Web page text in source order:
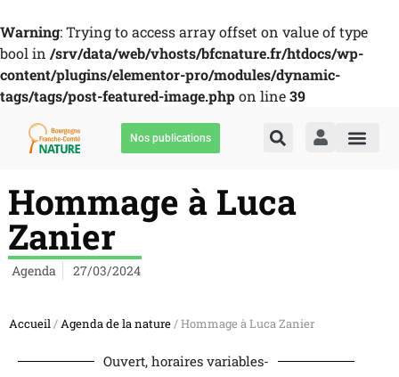
Warning: Trying to access array offset on value of type
bool in /srv/data/web/vhosts/bfcnature.fr/htdocs/wp-
content/plugins/elementor-pro/modules/dynamic-
tags/tags/post-featured-image.phpon line39
Nos publications
Hommage à Luca
Zanier
Agenda 27/03/2024
Accueil/Agenda de la nature/ Hommage à Luca Zanier
Ouvert, horaires variables-